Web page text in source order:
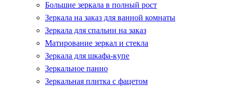
Большие зеркала в полный рост
Зеркала на заказ для ванной комнаты
Зеркала для спальни на заказ
Матирование зеркал и стекла
Зеркала для шкафа-купе
Зеркальное панно
Зеркальная плитка с фацетом